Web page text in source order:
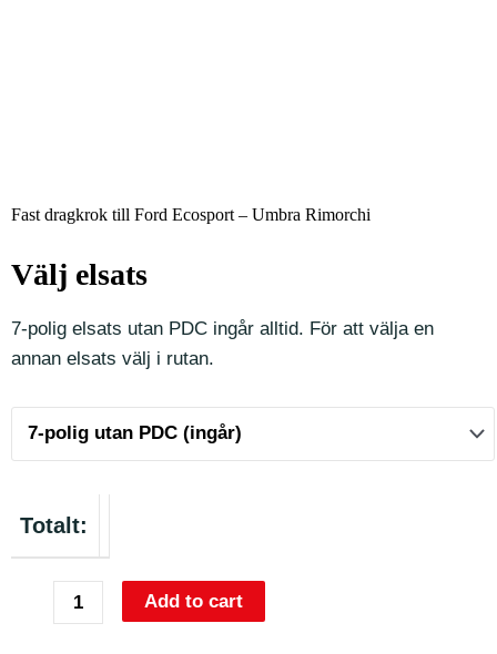
Fast dragkrok till Ford Ecosport – Umbra Rimorchi
Välj elsats
7-polig elsats utan PDC ingår alltid. För att välja en
annan elsats välj i rutan.
Totalt:
Add to cart